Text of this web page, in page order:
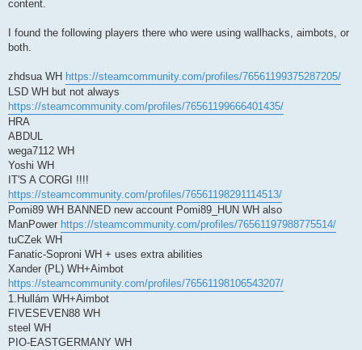
á
ó
l
content.
I found the following players there who were using wallhacks, aimbots, or
both.
zhdsua WH https://steamcommunity.com/profiles/76561199375287205/
LSD WH but not always
https://steamcommunity.com/profiles/76561199666401435/
HRA
ABDUL
wega7112 WH
Yoshi WH
IT'S A CORGI !!!!
https://steamcommunity.com/profiles/76561198291114513/
Pomi89 WH BANNED new account Pomi89_HUN WH also
ManPower https://steamcommunity.com/profiles/76561197988775514/
tuCZek WH
Fanatic-Soproni WH + uses extra abilities
Xander (PL) WH+Aimbot
https://steamcommunity.com/profiles/76561198106543207/
1.Hullám WH+Aimbot
FIVESEVEN88 WH
steel WH
PIO-EASTGERMANY WH